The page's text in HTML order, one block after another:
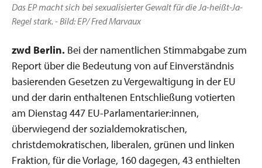
Das EP macht sich bei sexualisierter Gewalt für die Ja-heißt-Ja-
Regel stark. - Bild: EP/ Fred Marvaux
zwd Berlin. Bei der namentlichen Stimmabgabe zum
Report über die Bedeutung von auf Einverständnis
basierenden Gesetzen zu Vergewaltigung in der EU
und der darin enthaltenen Entschließung votierten
am Dienstag 447 EU-Parlamentarier:innen,
überwiegend der sozialdemokratischen,
christdemokratischen, liberalen, grünen und linken
Fraktion, für die Vorlage, 160 dagegen, 43 enthielten